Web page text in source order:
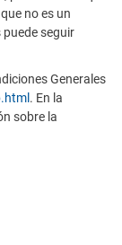
no es un
seguir
Generales
. En la
sobre la